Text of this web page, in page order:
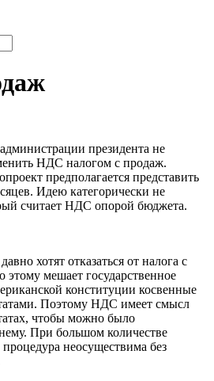
президента не
НДС налогом с продаж.
предполагается представить
Идею категорически не
считает НДС опорой бюджета.
хотят отказаться от налога с
мешает государственное
конституции косвенные
Поэтому НДС имеет смысл
чтобы можно было
При большом количестве
неосуществима без